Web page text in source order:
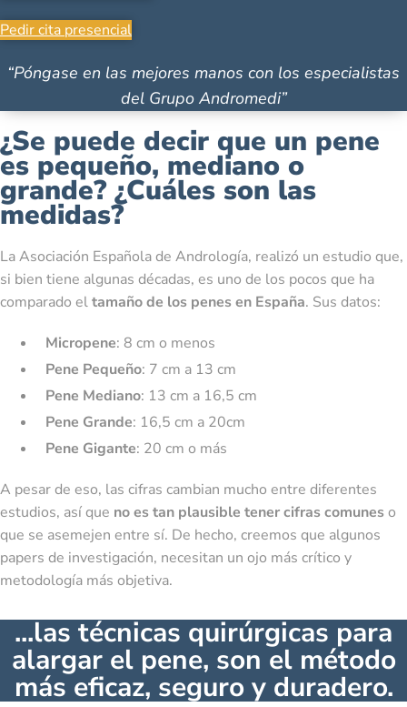
Pedir cita presencial
“Póngase en las mejores manos con los especialistas
del Grupo Andromedi”
¿Se puede decir que un pene
es pequeño, mediano o
grande? ¿Cuáles son las
medidas?
La Asociación Española de Andrología, realizó un estudio que,
si bien tiene algunas décadas, es uno de los pocos que ha
comparado eltamaño de los penes en España. Sus datos:
Micropene: 8 cm o menos
Pene Pequeño: 7 cm a 13 cm
Pene Mediano: 13 cm a 16,5 cm
Pene Grande: 16,5 cm a 20cm
Pene Gigante: 20 cm o más
A pesar de eso, las cifras cambian mucho entre diferentes
estudios, así que no es tan plausible tener cifras comunes o
que se asemejen entre sí. De hecho, creemos que algunos
papers de investigación, necesitan un ojo más crítico y
metodología más objetiva.
...las técnicas quirúrgicas para
alargar el pene, son el método
más eficaz, seguro y duradero.